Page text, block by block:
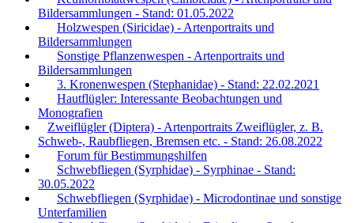
Bildersammlungen - Stand: 01.05.2022
Holzwespen (Siricidae) - Artenportraits und
Bildersammlungen
Sonstige Pflanzenwespen - Artenportraits und
Bildersammlungen
3. Kronenwespen (Stephanidae) - Stand: 22.02.2021
Hautflügler: Interessante Beobachtungen und
Monografien
Zweiflügler (Diptera) - Artenportraits Zweiflügler, z. B.
Schweb-, Raubfliegen, Bremsen etc. - Stand: 26.08.2022
Forum für Bestimmungshilfen
Schwebfliegen (Syrphidae) - Syrphinae - Stand:
30.05.2022
Schwebfliegen (Syrphidae) - Microdontinae und sonstige
Unterfamilien